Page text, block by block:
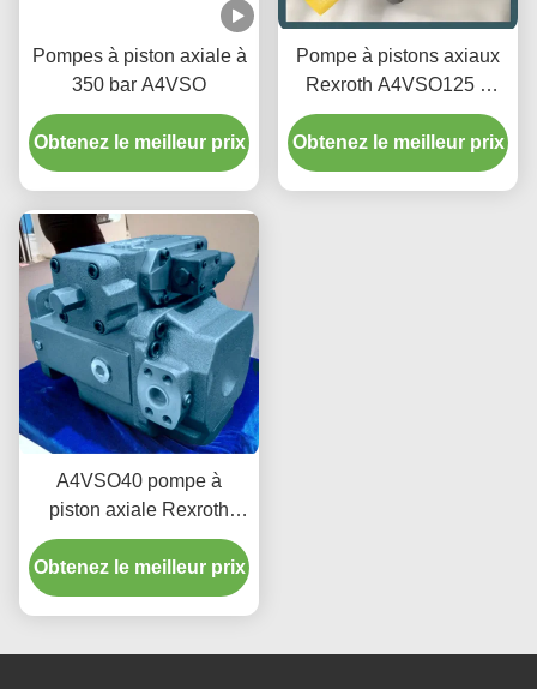
Pompes à piston axiale à
350 bar A4VSO
Obtenez le meilleur prix
Pompe à pistons axiaux
Rexroth A4VSO125 à
faible bruit, 225 L/min,
pour systèmes
hydrauliques
Obtenez le meilleur prix
A4VSO40 pompe à
piston axiale Rexroth
pour hydraulique
industrielle 350 bar 2600
tours par minute
Obtenez le meilleur prix